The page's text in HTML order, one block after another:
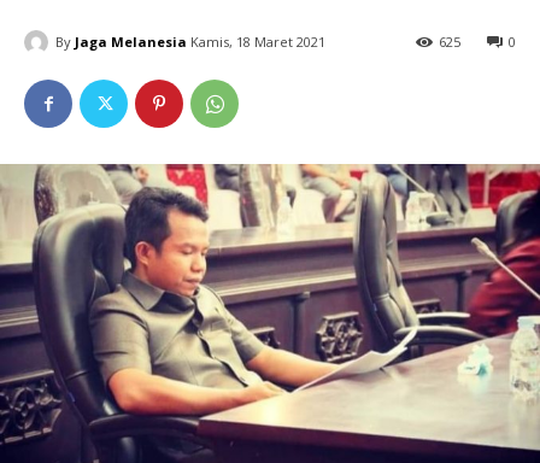
By Jaga Melanesia Kamis, 18 Maret 2021 0
625